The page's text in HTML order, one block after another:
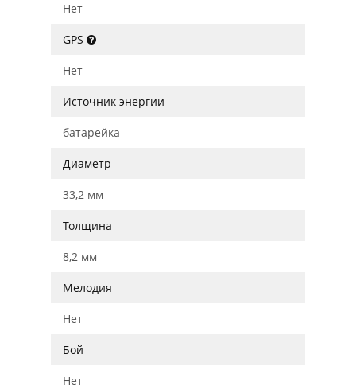
Нет
GPS
Нет
Источник энергии
батарейка
Диаметр
33,2 мм
Толщина
8,2 мм
Мелодия
Нет
Бой
Нет